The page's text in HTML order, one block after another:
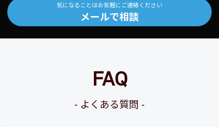
気になることはお気軽にご連絡ください
メールで相談
FAQ
よくある質問